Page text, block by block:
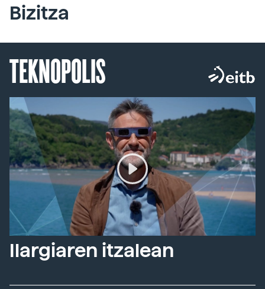
Bizitza
TEKNOPOLIS
Ilargiaren itzalean